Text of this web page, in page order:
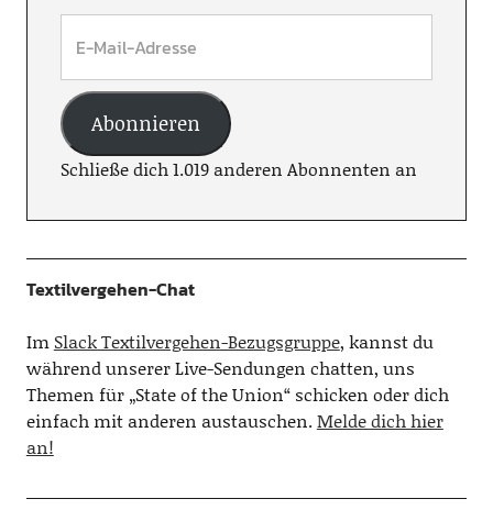
Abonnieren
Schließe dich 1.019 anderen Abonnenten an
Textilvergehen-Chat
Im Slack Textilvergehen-Bezugsgruppe, kannst du
während unserer Live-Sendungen chatten, uns
Themen für „State of the Union“ schicken oder dich
einfach mit anderen austauschen.Melde dich hier
an!